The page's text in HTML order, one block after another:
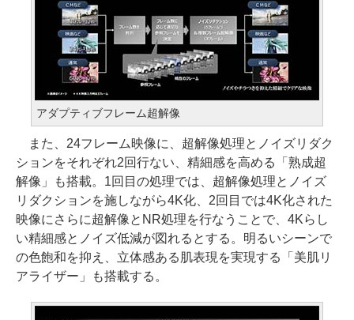
アダプティブフレーム超解像
また、24フレーム映像に、超解像処理とノイズリダク
ションをそれぞれ2回行ない、精細感を高める「熟成超
解像」も搭載。1回目の処理では、超解像処理とノイズ
リダクションを施しながら4K化、2回目では4K化された
映像にさらに超解像とNR処理を行なうことで、4Kらし
い精細感とノイズ低減が図れるとする。明るいシーンで
の色飽和を抑え、立体感ある肌表現を実現する「美肌リ
アライザー」も搭載する。